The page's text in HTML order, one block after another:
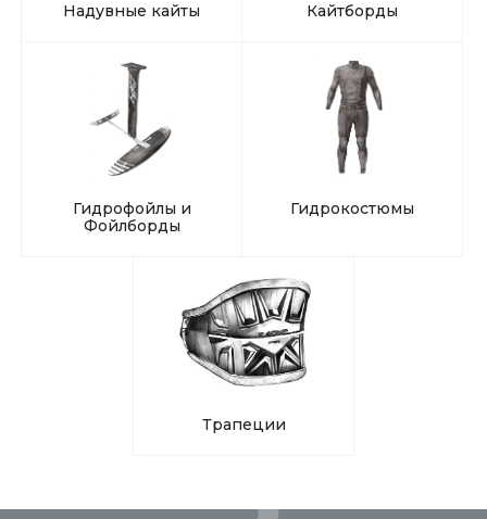
Надувные кайты Кайтборды
Гидрофойлы и
Фойлборды
Гидрокостюмы
Трапеции